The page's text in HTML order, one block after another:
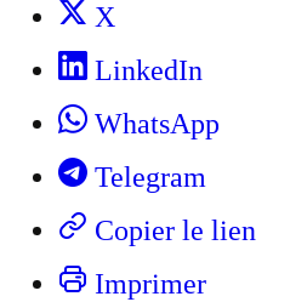
X
LinkedIn
WhatsApp
Telegram
Copier le lien
Imprimer